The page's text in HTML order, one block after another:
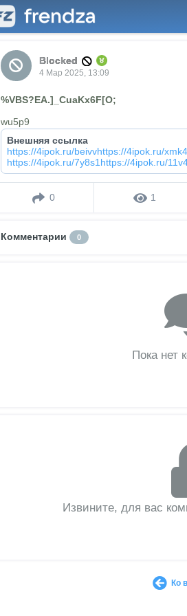
Blocked
4 Мар 2025, 13:09
%VBS?EA.]_CuaKx6F[O;
wu5p9
Внешняя ссылка
https://4ipok.ru/beivvhttps://4ipok.ru/
https://4ipok.ru/7y8s1https://4ipok.ru/
0 1
Комментарии 0
Пока нет
Извините, для вас
Ко